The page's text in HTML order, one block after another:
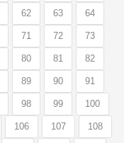
62 63 64
71 72 73
80 81 82
89 90 91
98 99 100
106 107 108